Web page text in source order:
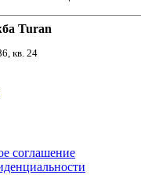
Turan
кв. 24
соглашение